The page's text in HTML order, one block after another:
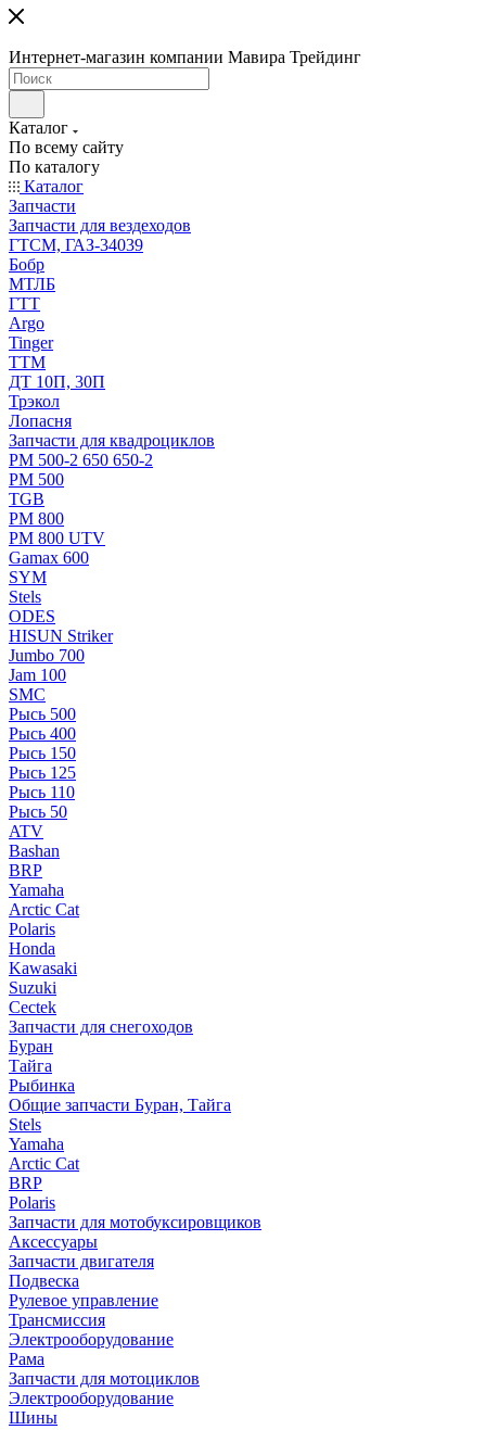
Интернет-магазин компании Мавира Трейдинг
Каталог
По всему сайту
По каталогу
Каталог
Запчасти
Запчасти для вездеходов
ГТСМ, ГАЗ-34039
Бобр
МТЛБ
ГТТ
Argo
Tinger
ТТМ
ДТ 10П, 30П
Трэкол
Лопасня
Запчасти для квадроциклов
РМ 500-2 650 650-2
РМ 500
TGB
РМ 800
РМ 800 UTV
Gamax 600
SYM
Stels
ОDЕS
HISUN Striker
Jumbo 700
Jam 100
SMC
Рысь 500
Рысь 400
Рысь 150
Рысь 125
Рысь 110
Рысь 50
ATV
Bashan
BRP
Yamaha
Arctic Cat
Polaris
Honda
Kawasaki
Suzuki
Cectek
Запчасти для снегоходов
Буран
Тайга
Рыбинка
Общие запчасти Буран, Тайга
Stels
Yamaha
Arctic Cat
BRP
Polaris
Запчасти для мотобуксировщиков
Аксессуары
Запчасти двигателя
Подвеска
Рулевое управление
Трансмиссия
Электрооборудование
Рама
Запчасти для мотоциклов
Электрооборудование
Шины